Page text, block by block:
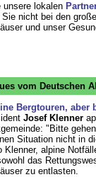
unsere lokalen
Sie nicht bei den
und unser
vom Deutschen
Bergtouren, aber
Josef Klenner
"Bitte
Situation nicht in
Klenner, alpine
das
zu entlasten.